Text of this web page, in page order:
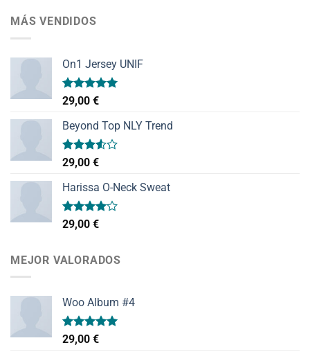
MÁS VENDIDOS
On1 Jersey UNIF
Valorado
con
de 5
29,00 €
Beyond Top NLY Trend
Valorado
con
3.50de
5
29,00 €
Harissa O-Neck Sweat
Valorado
con
29,00 €
MEJOR VALORADOS
Woo Album #4
Valorado
con
29,00 €